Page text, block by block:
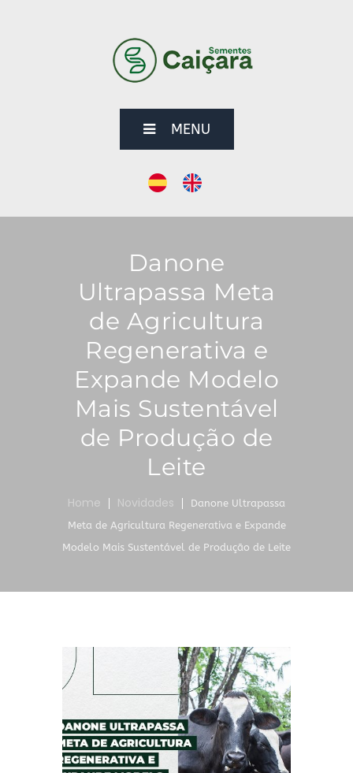
MENU
Danone
Ultrapassa Meta
de Agricultura
Regenerativa e
Expande Modelo
Mais Sustentável
de Produção de
Leite
Home Novidades
Danone Ultrapassa
Meta de Agricultura Regenerativa e Expande
Modelo Mais Sustentável de Produção de Leite